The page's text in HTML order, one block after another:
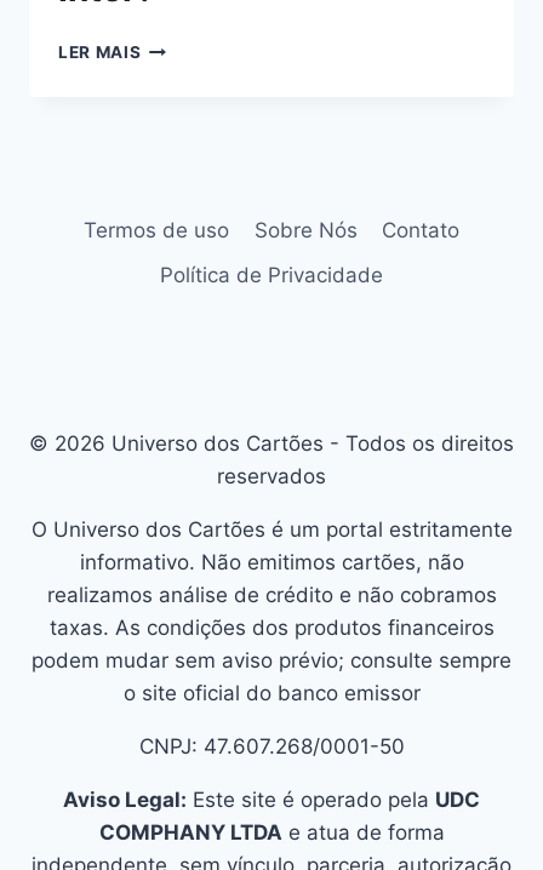
LER MAIS
Termos de uso Sobre Nós
Contato
Política de Privacidade
© 2026 Universo dos Cartões - Todos os direitos
reservados
O Universo dos Cartões é um portal estritamente
informativo. Não emitimos cartões, não
realizamos análise de crédito e não cobramos
taxas. As condições dos produtos financeiros
podem mudar sem aviso prévio; consulte sempre
o site oficial do banco emissor
CNPJ: 47.607.268/0001-50
Aviso Legal: Este site é operado pela UDC
COMPHANY LTDAe atua de forma